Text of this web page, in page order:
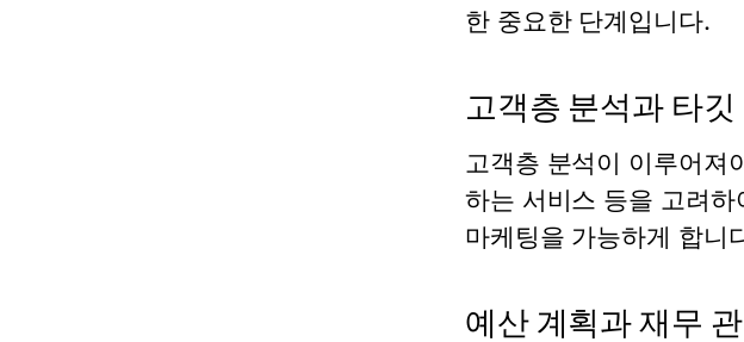
한 중요한 단계입니다.
고객층 분석과 타깃
고객층 분석이 이루어져
하는 서비스 등을 고려
마케팅을 가능하게 합니
예산 계획과 재무